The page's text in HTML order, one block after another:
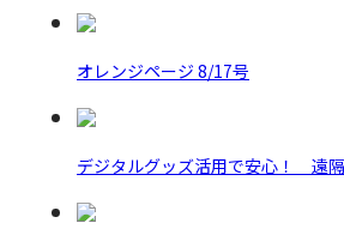
オレンジページ 8/17号
デジタルグッズ活用で安心！ 遠